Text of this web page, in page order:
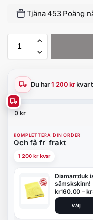
Tjäna 453 Poäng
Du har1 200 krkvar
0 kr
KOMPLETTERA DIN ORDER
Och få fri frakt
1 200 kr kvar
Diamantduk
sämskskinn!
kr160.00 – kr
Välj